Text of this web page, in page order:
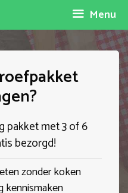
Menu
pakket met 3 of 6
bezorgd!
zonder koken
kennismaken